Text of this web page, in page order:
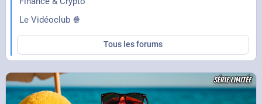
Le Vidéoclub 🍿
Tous les forums